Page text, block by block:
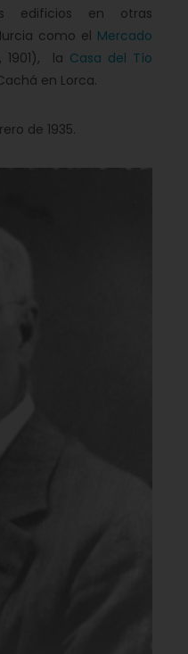
edificios en otras
como el Mercado
1901), la Casa del Tío
en Lorca.
de 1935.